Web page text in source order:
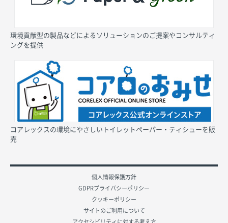
環境貢献型の製品などによるソリューションのご提案やコンサルティ
ングを提供
コアレックスの環境にやさしいトイレットペーパー・ティシューを販
売
個人情報保護方針
GDPRプライバシーポリシー
クッキーポリシー
サイトのご利用について
アクセシビリティに対する考え方